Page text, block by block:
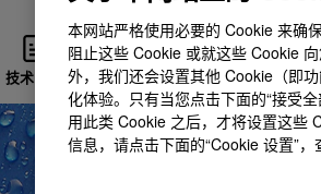
技术内容 样品选项 购买
本网站严格使用必要的 Cookie 来确
阻止这些 Cookie 或就这些 Cookie
外，我们还会设置其他 Cookie（即
化体验。只有当您点击下面的“接受
用此类 Cookie 之后，才将设置这些
信息，请点击下面的“Cookie 设置”，